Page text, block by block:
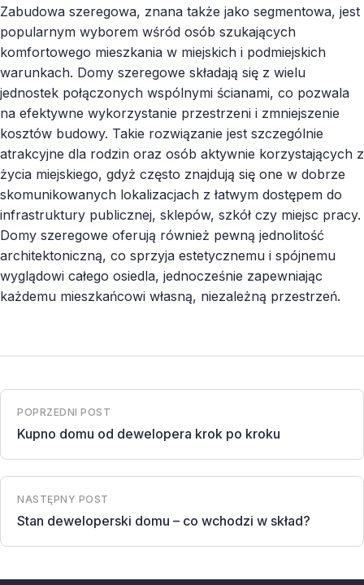
Zabudowa szeregowa, znana także jako segmentowa, jest
popularnym wyborem wśród osób szukających
komfortowego mieszkania w miejskich i podmiejskich
warunkach. Domy szeregowe składają się z wielu
jednostek połączonych wspólnymi ścianami, co pozwala
na efektywne wykorzystanie przestrzeni i zmniejszenie
kosztów budowy. Takie rozwiązanie jest szczególnie
atrakcyjne dla rodzin oraz osób aktywnie korzystających z
życia miejskiego, gdyż często znajdują się one w dobrze
skomunikowanych lokalizacjach z łatwym dostępem do
infrastruktury publicznej, sklepów, szkół czy miejsc pracy.
Domy szeregowe oferują również pewną jednolitość
architektoniczną, co sprzyja estetycznemu i spójnemu
wyglądowi całego osiedla, jednocześnie zapewniając
każdemu mieszkańcowi własną, niezależną przestrzeń.
POPRZEDNI POST
Kupno domu od dewelopera krok po kroku
NASTĘPNY POST
Stan deweloperski domu – co wchodzi w skład?